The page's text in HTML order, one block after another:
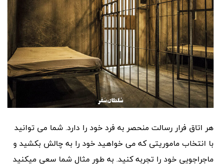
هر اتاق فرار رسالت منحصر به فرد خود را دارد. شما می توانید
با انتخاب ماموریتی که می خواهید خود را به چالش بکشید و
ماجراجویی خود را تجربه کنید. به طور مثال شما سعی میکنید